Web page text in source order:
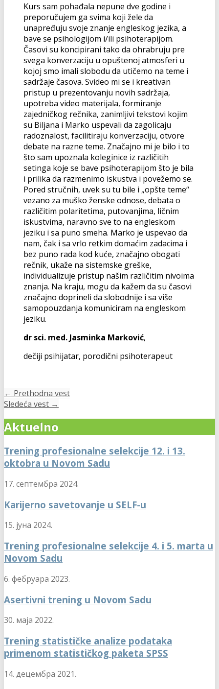
Kurs sam pohađala nepune dve godine i
preporučujem ga svima koji žele da
unapređuju svoje znanje engleskog jezika, a
bave se psihologijom i/ili psihoterapijom.
Časovi su koncipirani tako da ohrabruju pre
svega konverzaciju u opuštenoj atmosferi u
kojoj smo imali slobodu da utičemo na teme i
sadržaje časova. Svideo mi se i kreativan
pristup u prezentovanju novih sadržaja,
upotreba video materijala, formiranje
zajedničkog rečnika, zanimljivi tekstovi kojim
su Biljana i Marko uspevali da zagolicaju
radoznalost, facilitiraju konverzaciju, otvore
debate na razne teme. Značajno mi je bilo i to
što sam upoznala koleginice iz različitih
setinga koje se bave psihoterapijom što je bila
i prilika da razmenimo iskustva i povežemo se.
Pored stručnih, uvek su tu bile i „opšte teme“
vezano za muško ženske odnose, debata o
različitim polaritetima, putovanjima, ličnim
iskustvima, naravno sve to na engleskom
jeziku i sa puno smeha. Marko je uspevao da
nam, čak i sa vrlo retkim domaćim zadacima i
bez puno rada kod kuće, značajno obogati
rečnik, ukaže na sistemske greške,
individualizuje pristup našim različitim nivoima
znanja. Na kraju, mogu da kažem da su časovi
značajno doprineli da slobodnije i sa više
samopouzdanja komuniciram na engleskom
jeziku.
dr sci. med. Jasminka Marković,
dečiji psihijatar, porodični psihoterapeut
← Prethodna vest
Sledeća vest →
Aktuelno
Trening profesionalne selekcije 12. i 13.
oktobra u Novom Sadu
17. септембра 2024.
Karijerno savetovanje u SELF-u
15. јуна 2024.
Trening profesionalne selekcije 4. i 5. marta u
Novom Sadu
6. фебруара 2023.
Asertivni trening u Novom Sadu
30. маја 2022.
Trening statističke analize podataka
primenom statističkog paketa SPSS
14. децембра 2021.